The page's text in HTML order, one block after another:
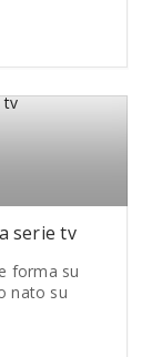
serie tv
forma su
nato su